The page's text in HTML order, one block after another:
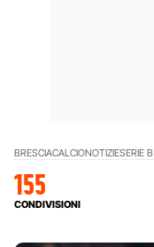
BRESCIACALCIONOTIZIESERIE B
155
CONDIVISIONI